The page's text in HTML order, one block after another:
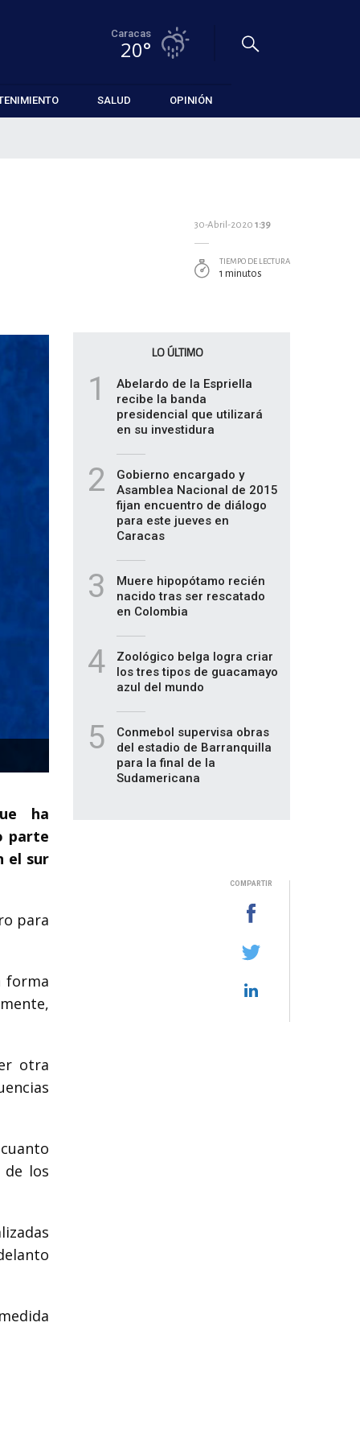
Caracas
20°
SALUD OPINIÓN
ha
parte
el sur
para
forma
otra
de los
30-Abril-2020 1:39
TIEMPO DE LECTURA
1 minutos
LO ÚLTIMO
1
Abelardo de la Espriella
recibe la banda
presidencial que utilizará
en su investidura
2
Gobierno encargado y
Asamblea Nacional de 2015
fijan encuentro de diálogo
para este jueves en
Caracas
3
Muere hipopótamo recién
nacido tras ser rescatado
en Colombia
4
Zoológico belga logra criar
los tres tipos de guacamayo
azul del mundo
5
Conmebol supervisa obras
del estadio de Barranquilla
para la final de la
Sudamericana
COMPARTIR